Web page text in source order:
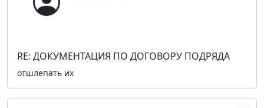
RE: ДОКУМЕНТАЦИЯ ПО ДОГОВОРУ ПОДРЯДА
отшлепать их